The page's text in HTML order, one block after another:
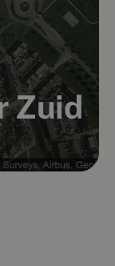
Zuid